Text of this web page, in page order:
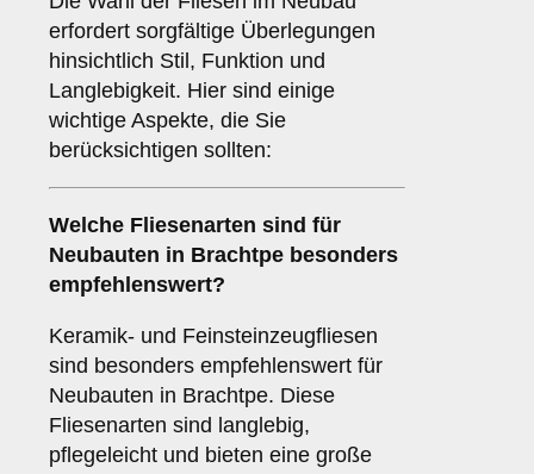
erfordert sorgfältige Überlegungen
hinsichtlich Stil, Funktion und
Langlebigkeit. Hier sind einige
wichtige Aspekte, die Sie
berücksichtigen sollten:
Welche Fliesenarten sind für
Neubauten in Brachtpe besonders
empfehlenswert?
Keramik- und Feinsteinzeugfliesen
sind besonders empfehlenswert für
Neubauten in Brachtpe. Diese
Fliesenarten sind langlebig,
pflegeleicht und bieten eine große